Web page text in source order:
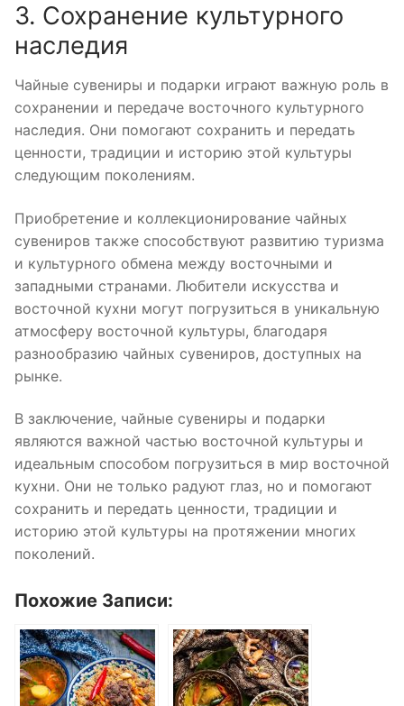
3. Сохранение культурного
наследия
Чайные сувениры и подарки играют важную роль в
сохранении и передаче восточного культурного
наследия. Они помогают сохранить и передать
ценности, традиции и историю этой культуры
следующим поколениям.
Приобретение и коллекционирование чайных
сувениров также способствуют развитию туризма
и культурного обмена между восточными и
западными странами. Любители искусства и
восточной кухни могут погрузиться в уникальную
атмосферу восточной культуры, благодаря
разнообразию чайных сувениров, доступных на
рынке.
В заключение, чайные сувениры и подарки
являются важной частью восточной культуры и
идеальным способом погрузиться в мир восточной
кухни. Они не только радуют глаз, но и помогают
сохранить и передать ценности, традиции и
историю этой культуры на протяжении многих
поколений.
Похожие Записи: